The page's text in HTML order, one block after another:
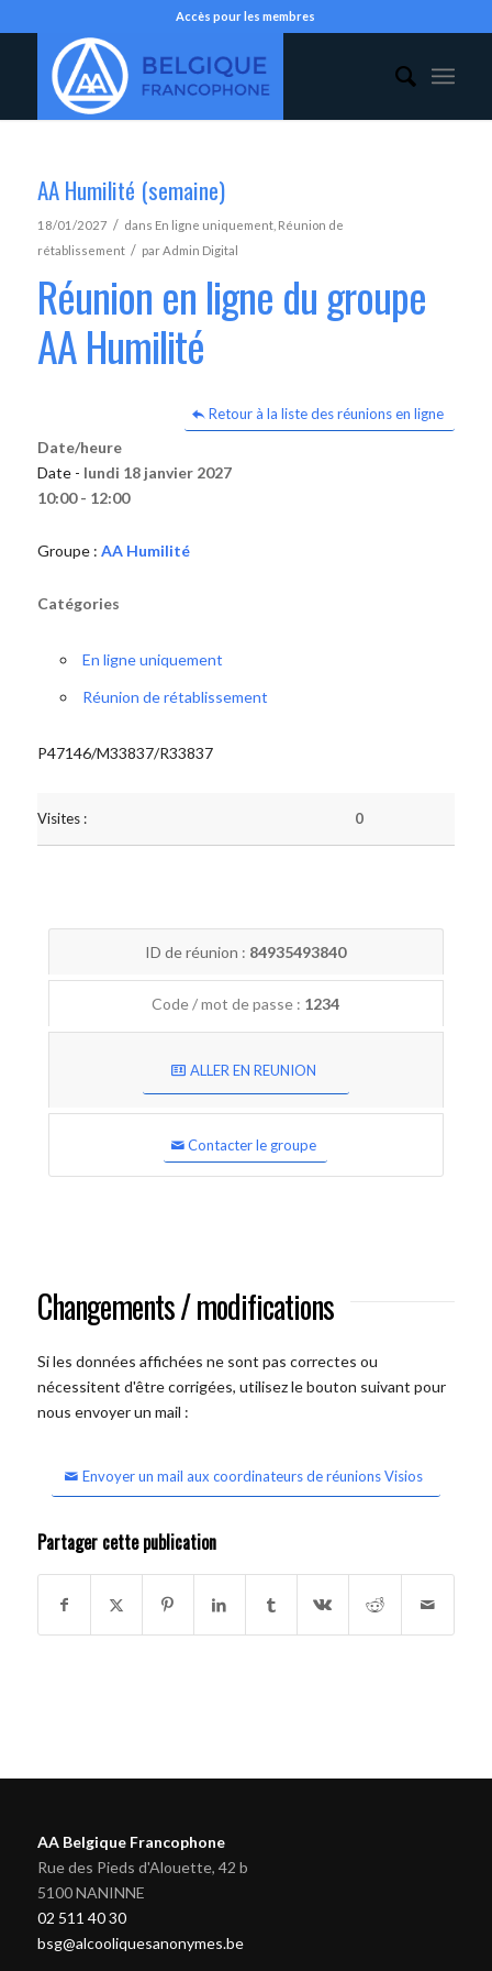
Accès pour les membres
AA Humilité (semaine)
18/01/2027 / dans En ligne uniquement, Réunion de
rétablissement / parAdmin Digital
Réunion en ligne du groupe
AA Humilité
Retour à la liste des réunions en ligne
Date/heure
Date - lundi 18 janvier 2027
10:00 - 12:00
Groupe : AA Humilité
Catégories
En ligne uniquement
Réunion de rétablissement
P47146/M33837/R33837
Visites : 0
ID de réunion : 84935493840
Code / mot de passe : 1234
ALLER EN REUNION
Contacter le groupe
Changements / modifications
Si les données affichées ne sont pas correctes ou
nécessitent d'être corrigées, utilisez le bouton suivant pour
nous envoyer un mail :
Envoyer un mail aux coordinateurs de réunions Visios
Partager cette publication
AA Belgique Francophone
Rue des Pieds d'Alouette, 42 b
5100 NANINNE
02 511 40 30
bsg@alcooliquesanonymes.be